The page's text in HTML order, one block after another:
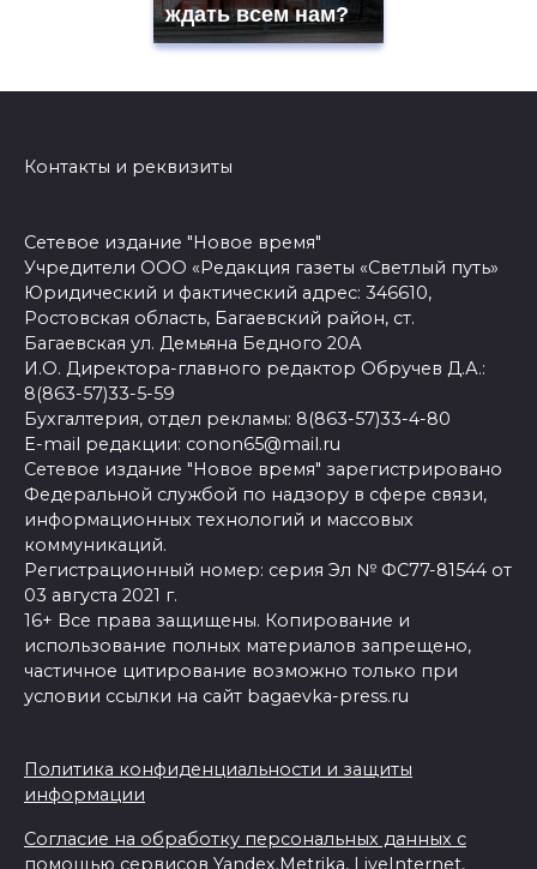
ждать всем нам?
Контакты и реквизиты
Сетевое издание "Новое время"
Учредители ООО «Редакция газеты «Светлый путь»
Юридический и фактический адрес: 346610,
Ростовская область, Багаевский район, ст.
Багаевская ул. Демьяна Бедного 20А
И.О. Директора-главного редактор Обручев Д.А.:
8(863-57)33-5-59
Бухгалтерия, отдел рекламы: 8(863-57)33-4-80
E-mail редакции: conon65@mail.ru
Сетевое издание "Новое время" зарегистрировано
Федеральной службой по надзору в сфере связи,
информационных технологий и массовых
коммуникаций.
Регистрационный номер: серия Эл № ФС77-81544 от
03 августа 2021 г.
16+ Все права защищены. Копирование и
использование полных материалов запрещено,
частичное цитирование возможно только при
условии ссылки на сайт bagaevka-press.ru
Политика конфиденциальности и защиты
информации
Согласие на обработку персональных данных с